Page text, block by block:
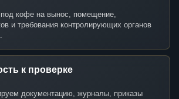
под кофе на вынос, помещение,
и требования контролирующих органов
к проверке
документацию, журналы, приказы